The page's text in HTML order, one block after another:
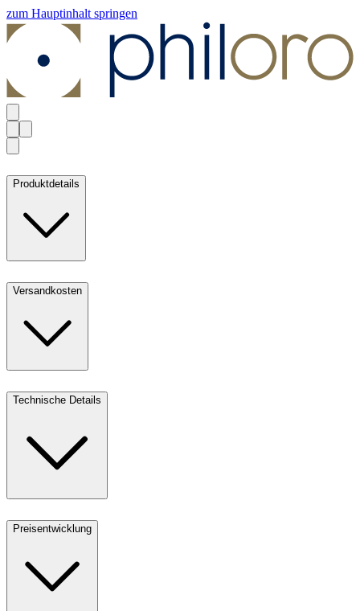
zum Hauptinhalt springen
Produktdetails
Versandkosten
Technische Details
Preisentwicklung